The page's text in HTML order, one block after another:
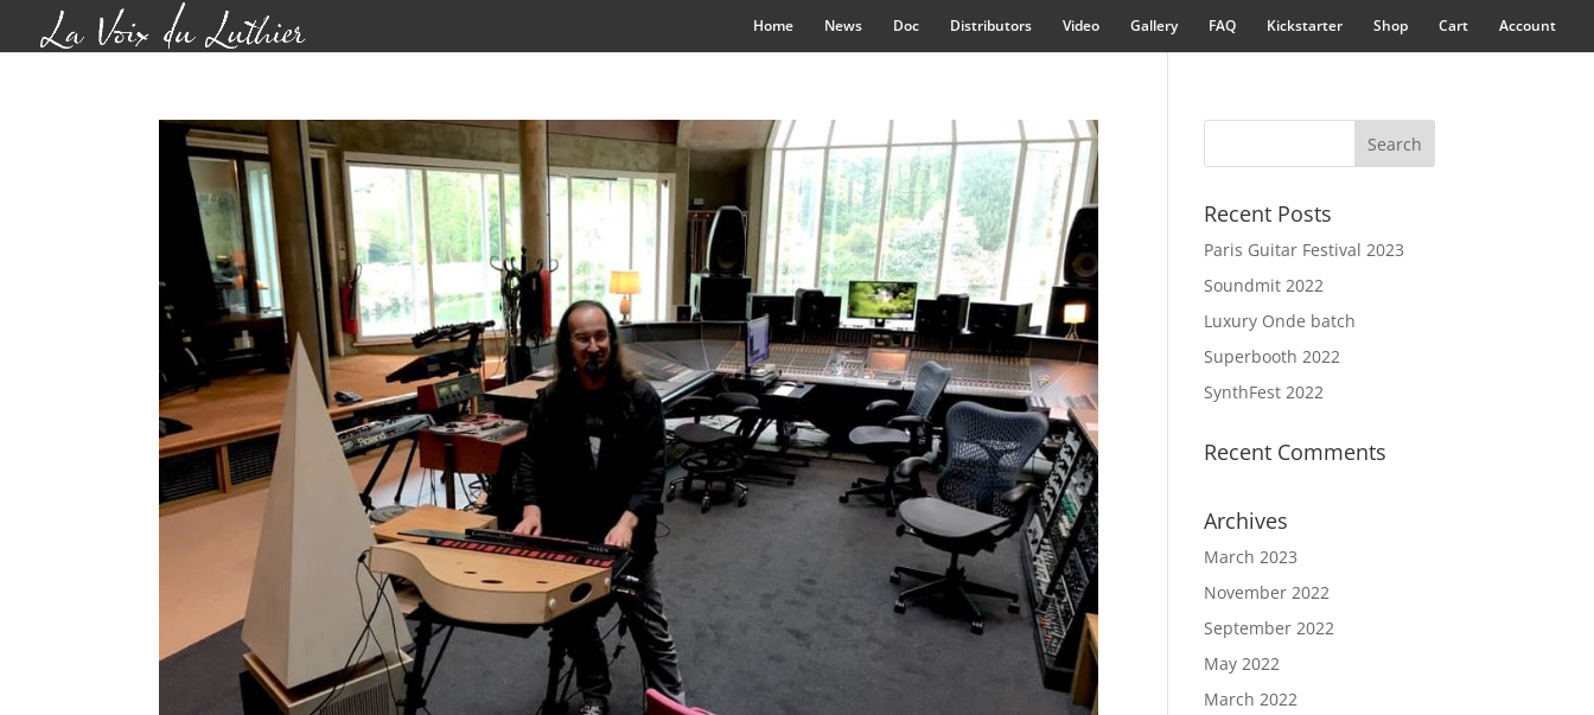
Home News Doc Distributors Video Gallery FAQ Kickstarter Shop Cart Account
Recent Posts
Paris Guitar Festival 2023
Soundmit 2022
Luxury Onde batch
Superbooth 2022
SynthFest 2022
Recent Comments
Archives
March 2023
November 2022
September 2022
May 2022
March 2022